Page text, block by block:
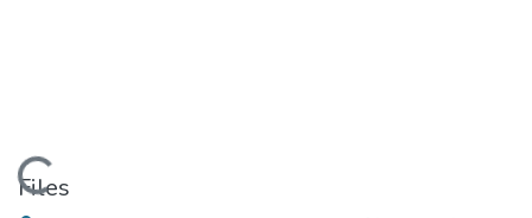
Loading...
Files